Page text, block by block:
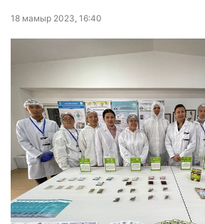
18 мамыр 2023, 16:40